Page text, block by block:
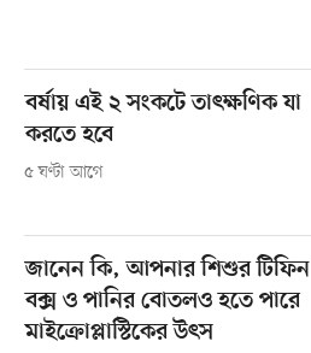
বর্ষায় এই ২ সংকটে তাৎক্ষণিক যা
করতে হবে
৫ ঘণ্টা আগে
জানেন কি, আপনার শিশুর টিফিন
বক্স ও পানির বোতলও হতে পারে
মাইক্রোপ্লাস্টিকের উৎস